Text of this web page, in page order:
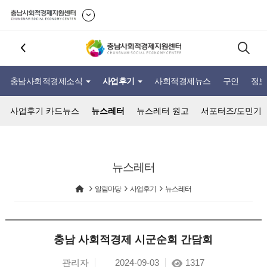
충남사회적경제소식 사업후기 사회적경제뉴스 구인 정
사업후기 카드뉴스 뉴스레터 뉴스레터 원고 서포터즈/도민기
뉴스레터
알림마당 사업후기 뉴스레터
충남 사회적경제 시군순회 간담회
관리자 2024-09-03 1317